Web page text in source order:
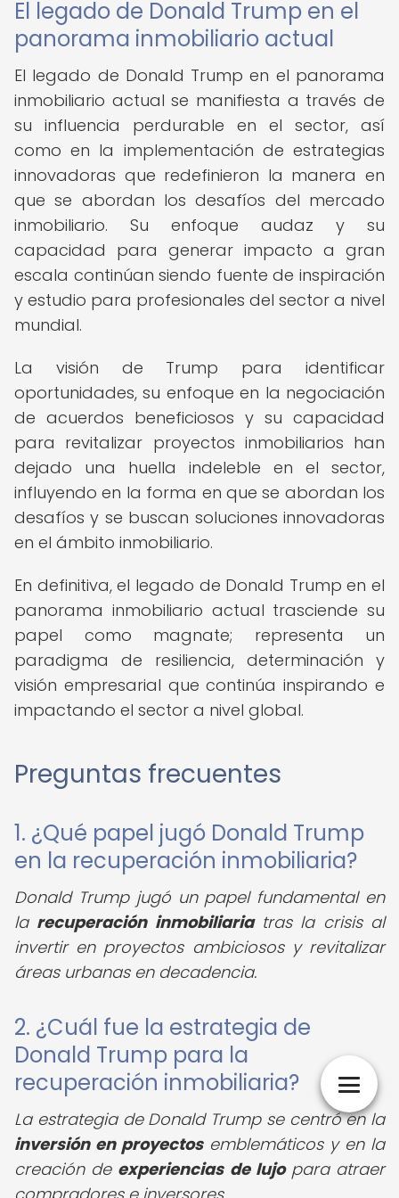
El legado de Donald Trump en el
panorama inmobiliario actual
El legado de Donald Trump en el panorama
inmobiliario actual se manifiesta a través de
su influencia perdurable en el sector, así
como en la implementación de estrategias
innovadoras que redefinieron la manera en
que se abordan los desafíos del mercado
inmobiliario. Su enfoque audaz y su
capacidad para generar impacto a gran
escala continúan siendo fuente de inspiración
y estudio para profesionales del sector a nivel
mundial.
La visión de Trump para identificar
oportunidades, su enfoque en la negociación
de acuerdos beneficiosos y su capacidad
para revitalizar proyectos inmobiliarios han
dejado una huella indeleble en el sector,
influyendo en la forma en que se abordan los
desafíos y se buscan soluciones innovadoras
en el ámbito inmobiliario.
En definitiva, el legado de Donald Trump en el
panorama inmobiliario actual trasciende su
papel como magnate; representa un
paradigma de resiliencia, determinación y
visión empresarial que continúa inspirando e
impactando el sector a nivel global.
Preguntas frecuentes
1. ¿Qué papel jugó Donald Trump
en la recuperación inmobiliaria?
Donald Trump jugó un papel fundamental en
la recuperación inmobiliariatras la crisis al
invertir en proyectos ambiciosos y revitalizar
áreas urbanas en decadencia.
2. ¿Cuál fue la estrategia de
Donald Trump para la
recuperación inmobiliaria?
La estrategia de Donald Trump se centró en la
inversión en proyectosemblemáticos y en la
creación de experiencias de lujopara atraer